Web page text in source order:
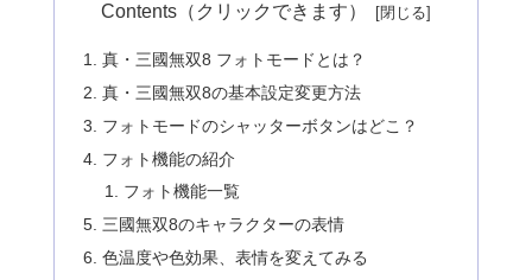
Contents（クリックできます）
真・三國無双8 フォトモードとは？
真・三國無双8の基本設定変更方法
フォトモードのシャッターボタンはどこ？
フォト機能の紹介
フォト機能一覧
三國無双8のキャラクターの表情
色温度や色効果、表情を変えてみる